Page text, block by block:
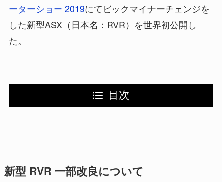
ーターショー 2019にてビックマイナーチェンジを
した新型ASX（日本名：RVR）を世界初公開し
た。
目次
新型 RVR 一部改良について